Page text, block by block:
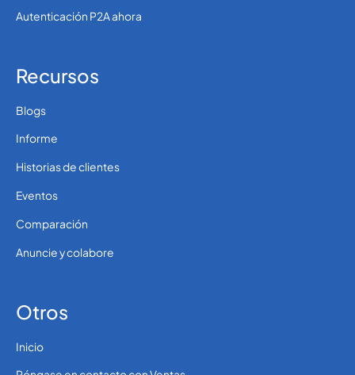
Autenticación P2A ahora
Recursos
Blogs
Informe
Historias de clientes
Eventos
Comparación
Anuncie y colabore
Otros
Inicio